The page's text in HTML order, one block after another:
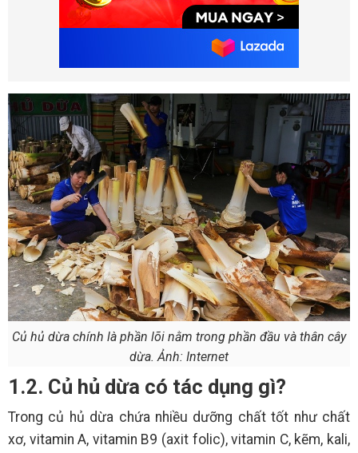
Củ hủ dừa chính là phần lõi nằm trong phần đầu và thân cây
dừa. Ảnh: Internet
1.2. Củ hủ dừa có tác dụng gì?
Trong củ hủ dừa chứa nhiều dưỡng chất tốt như chất
xơ, vitamin A, vitamin B9 (axit folic), vitamin C, kẽm, kali,